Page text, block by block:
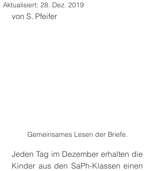
Aktualisiert: 28. Dez. 2019
von S. Pfeifer
Gemeinsames Lesen der Briefe.
Jeden Tag im Dezember erhalten die
Kinder aus den SaPh-Klassen einen